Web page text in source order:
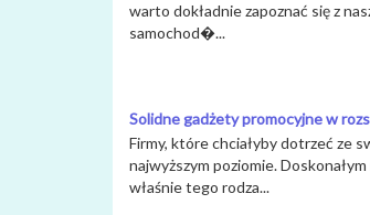
warto dokładnie zapoznać się z
samochod�...
Solidne gadżety promocyjne w
Firmy, które chciałyby dotrzeć ze
najwyższym poziomie.
właśnie tego rodza...